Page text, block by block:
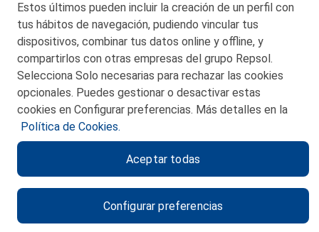
CONTACTO
MAPA WEB
POLITICA DE PRIVACIDAD
POLITICA DE COOKIES
CANAL DE ÉTICA
Estos últimos pueden incluir la creación de un perfil con
tus hábitos de navegación, pudiendo vincular tus
dispositivos, combinar tus datos online y offline, y
compartirlos con otras empresas del grupo Repsol.
Selecciona Solo necesarias para rechazar las cookies
opcionales. Puedes gestionar o desactivar estas
cookies en Configurar preferencias. Más detalles en la
Política de Cookies.
Configurar preferencias
Aceptar todas